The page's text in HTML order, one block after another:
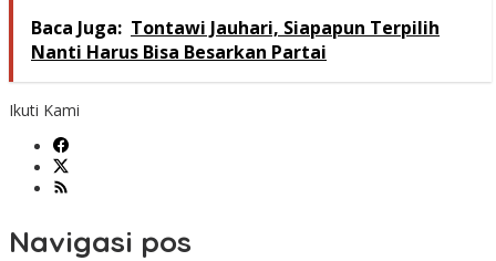
Baca Juga: Tontawi Jauhari, Siapapun Terpilih
Nanti Harus Bisa Besarkan Partai
Ikuti Kami
Navigasi pos